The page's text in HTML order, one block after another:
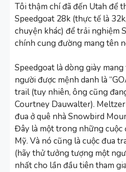
Tôi thậm chí đã đến Utah để
Speedgoat 28k (thực tế là
chuyện khác) để trải nghiệm
chính cung đường mang tên
Speedgoat là dòng giày
người được mệnh danh là
trail (tuy nhiên, ông cũng
Courtney Dauwalter).
đua ở quê nhà Snowbird
Đây là một trong những cuộc
Mỹ. Và nó cũng là cuộc đua
(hãy thử tưởng tượng một
nhất cho lần đầu tiên tham